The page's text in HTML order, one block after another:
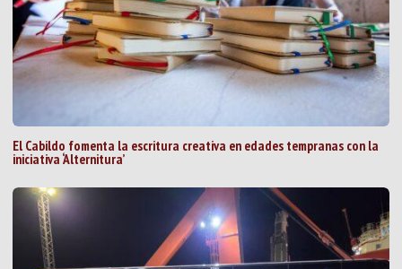
El Cabildo fomenta la escritura creativa en edades tempranas con la
iniciativa ‘Alternitura’